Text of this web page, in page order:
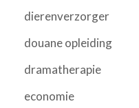
dierenverzorger
douane opleiding
dramatherapie
economie